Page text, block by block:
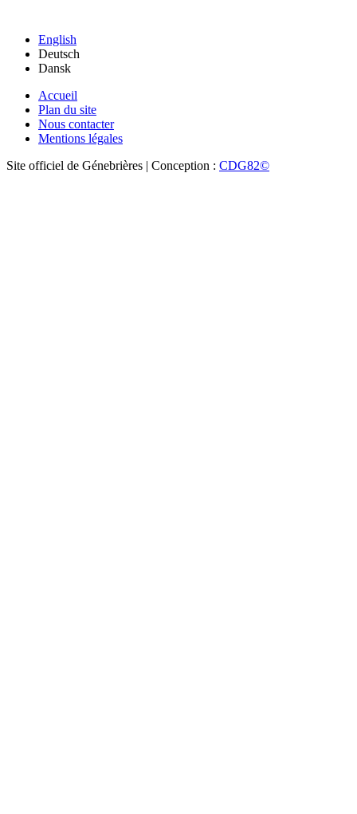
English
Deutsch
Dansk
Accueil
Plan du site
Nous contacter
Mentions légales
Site officiel de Génebrières | Conception : CDG82©